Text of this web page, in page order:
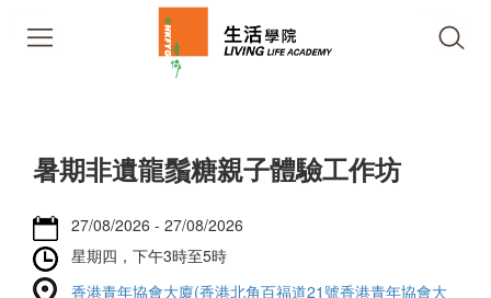
暑期非遺龍鬚糖親子體驗工作坊
27/08/2026 - 27/08/2026
星期四，下午3時至5時
香港青年協會大廈(香港北角百福道21號香港青年協會大